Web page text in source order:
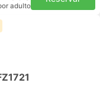
adulto